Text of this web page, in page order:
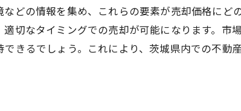
とは
功要因
どの情報を集め、これらの要素が売却価格にど
切なタイミングでの売却が可能になります。市
きるでしょう。これにより、茨城県内での不動